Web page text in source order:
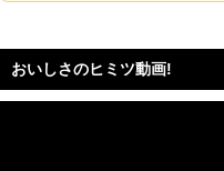
おいしさのヒミツ動画!